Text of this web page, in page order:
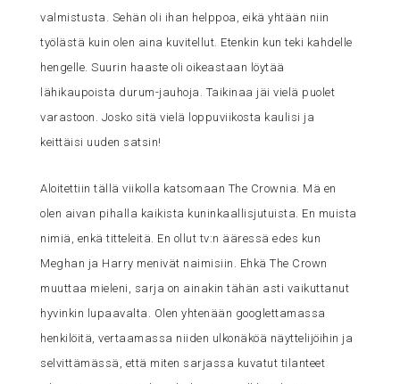
valmistusta. Sehän oli ihan helppoa, eikä yhtään niin
työlästä kuin olen aina kuvitellut. Etenkin kun teki kahdelle
hengelle. Suurin haaste oli oikeastaan löytää
lähikaupoista durum-jauhoja. Taikinaa jäi vielä puolet
varastoon. Josko sitä vielä loppuviikosta kaulisi ja
keittäisi uuden satsin!
Aloitettiin tällä viikolla katsomaan The Crownia. Mä en
olen aivan pihalla kaikista kuninkaallisjutuista. En muista
nimiä, enkä titteleitä. En ollut tv:n ääressä edes kun
Meghan ja Harry menivät naimisiin. Ehkä The Crown
muuttaa mieleni, sarja on ainakin tähän asti vaikuttanut
hyvinkin lupaavalta. Olen yhtenään googlettamassa
henkilöitä, vertaamassa niiden ulkonäköä näyttelijöihin ja
selvittämässä, että miten sarjassa kuvatut tilanteet